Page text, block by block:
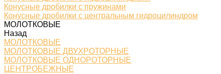
Конусные дробилки с пружинами
Конусные дробилки с центральным гидроцилиндром
МОЛОТКОВЫЕ
Назад
МОЛОТКОВЫЕ
МОЛОТКОВЫЕ ДВУХРОТОРНЫЕ
МОЛОТКОВЫЕ ОДНОРОТОРНЫЕ
ЦЕНТРОБЕЖНЫЕ